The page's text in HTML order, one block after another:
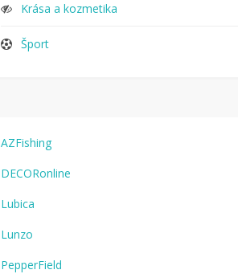
Krása a kozmetika
Šport
AZFishing
DECORonline
Lubica
Lunzo
PepperField